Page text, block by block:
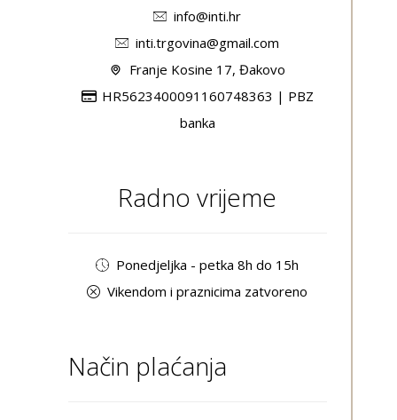
info@inti.hr
inti.trgovina@gmail.com
Franje Kosine 17, Đakovo
HR5623400091160748363 | PBZ
banka
Radno vrijeme
Ponedjeljka - petka 8h do 15h
Vikendom i praznicima zatvoreno
Način plaćanja